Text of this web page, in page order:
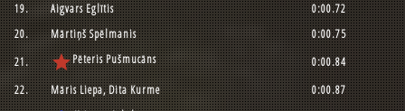
19.
Aigvars Eglītis
0:00.72
20.
Mārtiņš Spēlmanis
0:00.75
21.
starPēteris Pušmucāns
0:00.84
22.
Māris Liepa, Dita Kurme
0:00.87